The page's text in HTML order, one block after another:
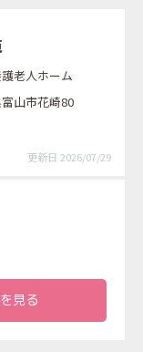
老人ホーム
山市花崎80
更新日 2026/07/29
見る